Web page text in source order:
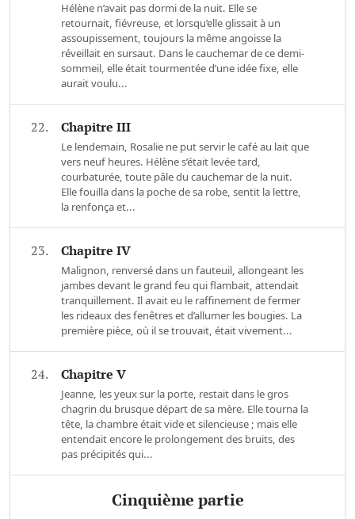
Hélène n’avait pas dormi de la nuit. Elle se
retournait, fiévreuse, et lorsqu’elle glissait à un
assoupissement, toujours la même angoisse la
réveillait en sursaut. Dans le cauchemar de ce demi-
sommeil, elle était tourmentée d’une idée fixe, elle
aurait voulu...
22. Chapitre III
Le lendemain, Rosalie ne put servir le café au lait que
vers neuf heures. Hélène s’était levée tard,
courbaturée, toute pâle du cauchemar de la nuit.
Elle fouilla dans la poche de sa robe, sentit la lettre,
la renfonça et...
23. Chapitre IV
Malignon, renversé dans un fauteuil, allongeant les
jambes devant le grand feu qui flambait, attendait
tranquillement. Il avait eu le raffinement de fermer
les rideaux des fenêtres et d’allumer les bougies. La
première pièce, où il se trouvait, était vivement...
24. Chapitre V
Jeanne, les yeux sur la porte, restait dans le gros
chagrin du brusque départ de sa mère. Elle tourna la
tête, la chambre était vide et silencieuse ; mais elle
entendait encore le prolongement des bruits, des
pas précipités qui...
Cinquième partie